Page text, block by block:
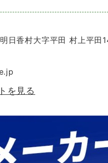
香村大字平田 村上平田
を見る